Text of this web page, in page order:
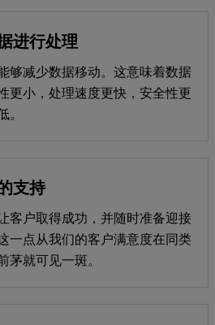
进行处理
够减少数据移动。这意味着数据
更小，处理速度更快，安全性更
。
支持
客户取得成功，并随时准备迎接
一点从我们的客户满意度在同类
茅就可见一斑。